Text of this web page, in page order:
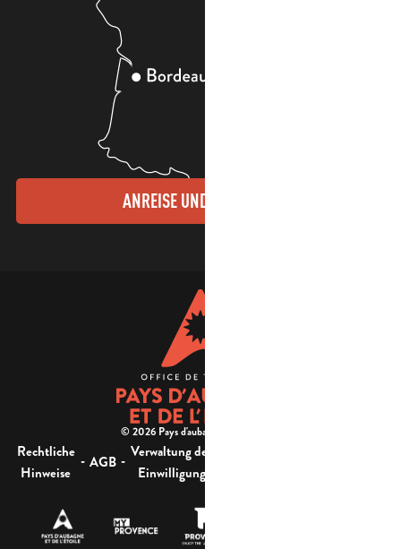
ANREISE UND KONTAKTE
© 2026 Pays d'aubagne et de l'étoile -
Rechtliche
Hinweise
- AGB - Verwaltung der
Einwilligung